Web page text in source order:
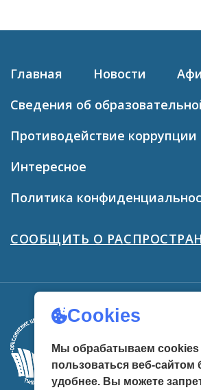
Главная Новости
Сведения об
Противодействие коррупции
Интересное
Политика
СООБЩИТЬ О
ГУК ТО «ОЦРК» -
Здесь собрана
центров развития
Cookies
Мы обрабатываем cookies
пользоваться веб-сайтом
удобнее. Вы можете